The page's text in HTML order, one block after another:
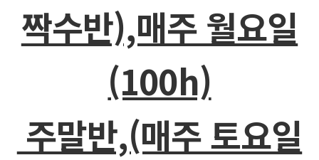
짝수반),매주 월요일
(100h)
주말반,(매주 토요일